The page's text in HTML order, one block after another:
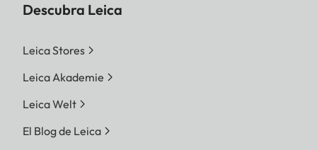
Descubra Leica
Leica Stores
Leica Akademie
Leica Welt
El Blog de Leica